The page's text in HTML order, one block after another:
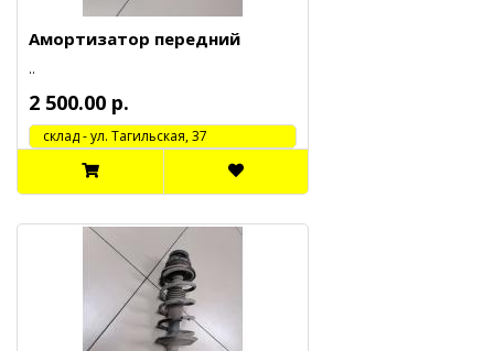
Амортизатор передний
..
2 500.00 р.
cклад - ул. Тагильская, 37